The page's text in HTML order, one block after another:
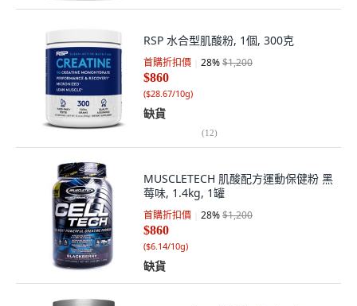
RSP 水合型肌酸粉, 1個, 300克
首購折扣價 28%$1,200
$860
($28.67/10g)
缺貨
(12)
MUSCLETECH 肌酸配方運動保健粉 黑
莓味, 1.4kg, 1罐
首購折扣價 28%$1,200
$860
($6.14/10g)
缺貨